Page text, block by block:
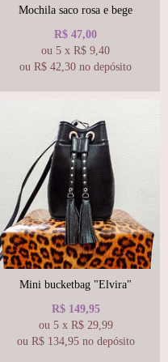
Mochila saco rosa e bege
R$ 47,00
ou 5 x R$ 9,40
ou R$ 42,30 no depósito
Mini bucketbag "Elvira"
R$ 149,95
ou 5 x R$ 29,99
ou R$ 134,95 no depósito